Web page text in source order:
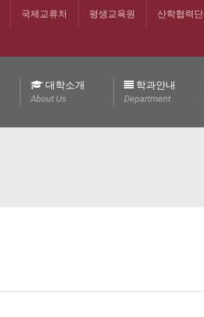
국제교류처 평생교육원 산학협력단
대학소개
About Us
학과안내
Department